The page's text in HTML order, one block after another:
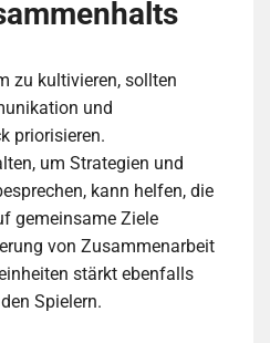
zu kultivieren, sollten
und
priorisieren.
um Strategien und
kann helfen, die
gemeinsame Ziele
von Zusammenarbeit
stärkt ebenfalls
Spielern.